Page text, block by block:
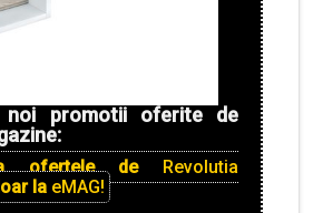
noi promotii oferite de
ofertele de Revolutia
la eMAG!